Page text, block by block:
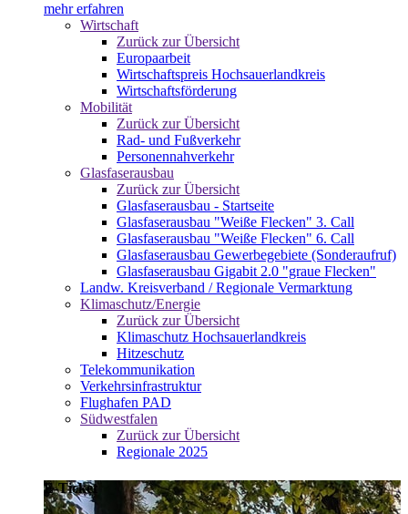
mehr erfahren
Wirtschaft
Zurück zur Übersicht
Europaarbeit
Wirtschaftspreis Hochsauerlandkreis
Wirtschaftsförderung
Mobilität
Zurück zur Übersicht
Rad- und Fußverkehr
Personennahverkehr
Glasfaserausbau
Zurück zur Übersicht
Glasfaserausbau - Startseite
Glasfaserausbau "Weiße Flecken" 3. Call
Glasfaserausbau "Weiße Flecken" 6. Call
Glasfaserausbau Gewerbegebiete (Sonderaufruf)
Glasfaserausbau Gigabit 2.0 "graue Flecken"
Landw. Kreisverband / Regionale Vermarktung
Klimaschutz/Energie
Zurück zur Übersicht
Klimaschutz Hochsauerlandkreis
Hitzeschutz
Telekommunikation
Verkehrsinfrastruktur
Flughafen PAD
Südwestfalen
Zurück zur Übersicht
Regionale 2025
E-Ticket